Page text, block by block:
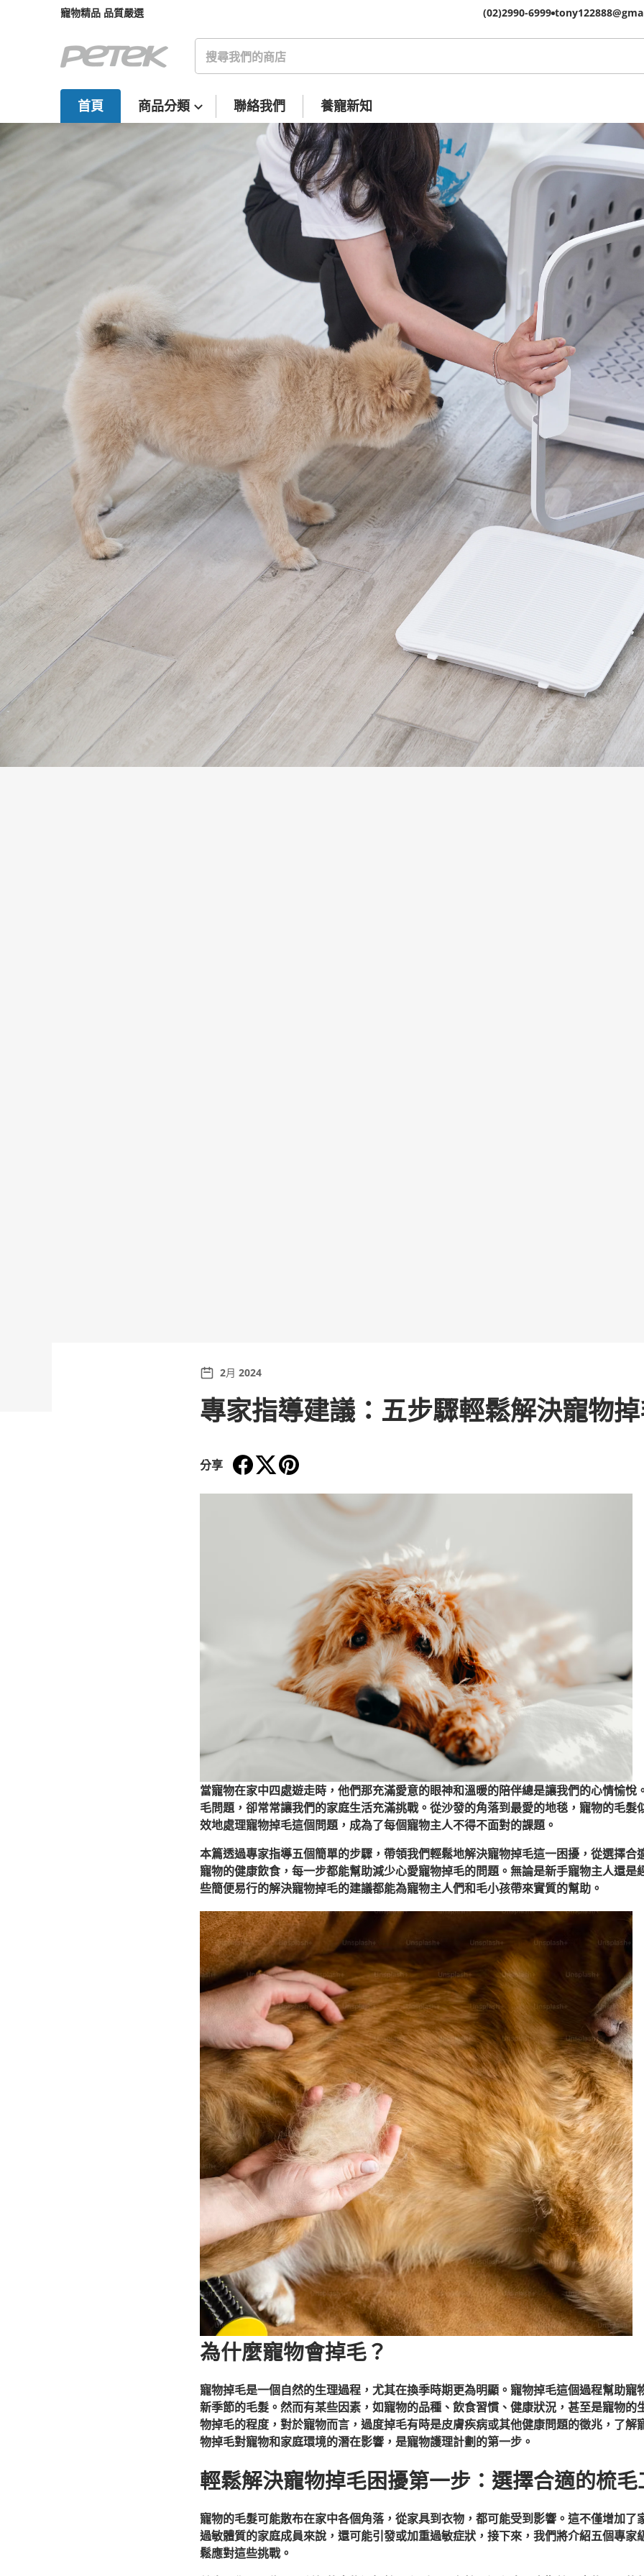
寵物精品 品質嚴選 (02)2990-6999
搜尋我們的商店
首頁 商品分類 聯絡我們 養寵新知
2月 2024
專家指導建議：五步驟輕鬆解決寵物
分享
當寵物在家中四處遊走時，他們那充滿愛意的眼神和溫暖的陪伴總是讓我們的心情愉悅
毛問題，卻常常讓我們的家庭生活充滿挑戰。從沙發的角落到最愛的地毯，寵物的毛髮
效地處理寵物掉毛這個問題，成為了每個寵物主人不得不面對的課題。
本篇透過專家指導五個簡單的步驟，帶領我們輕鬆地解決寵物掉毛這一困擾，從選擇合
寵物的健康飲食，每一步都能幫助減少心愛寵物掉毛的問題。無論是新手寵物主人還是
些簡便易行的解決寵物掉毛的建議都能為寵物主人們和毛小孩帶來實質的幫助。
為什麼寵物會掉毛？
寵物掉毛是一個自然的生理過程，尤其在換季時期更為明顯。寵物掉毛這個過程幫助寵
新季節的毛髮。然而有某些因素，如寵物的品種、飲食習慣、健康狀況，甚至是寵物的
物掉毛的程度，對於寵物而言，過度掉毛有時是皮膚疾病或其他健康問題的徵兆，了解
物掉毛對寵物和家庭環境的潛在影響，是寵物護理計劃的第一步。
輕鬆解決寵物掉毛困擾第一步：選擇合適的梳毛
寵物的毛髮可能散布在家中各個角落，從家具到衣物，都可能受到影響。這不僅增加了
過敏體質的家庭成員來說，還可能引發或加重過敏症狀，接下來，我們將介紹五個專家
鬆應對這些挑戰。